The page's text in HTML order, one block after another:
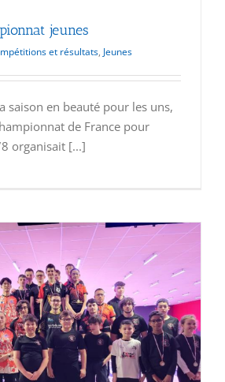
jeunes
et résultats, Jeunes
saison en beauté pour les uns,
de France pour
organisait [...]